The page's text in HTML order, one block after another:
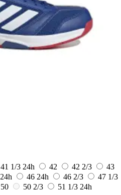
41 1/3 24h 42 42 2/3
43
24h 46 24h 46 2/3
47 1/3
50 50 2/3 51 1/3 24h